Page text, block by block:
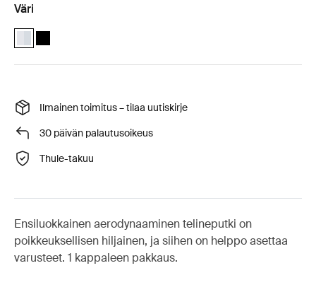
Väri
Thule WingBar Edge 68 Alumiini (selected)
Thule WingBar Edge 68 Musta
Ilmainen toimitus – tilaa uutiskirje
30 päivän palautusoikeus
Thule-takuu
Ensiluokkainen aerodynaaminen telineputki on
poikkeuksellisen hiljainen, ja siihen on helppo asettaa
varusteet. 1 kappaleen pakkaus.